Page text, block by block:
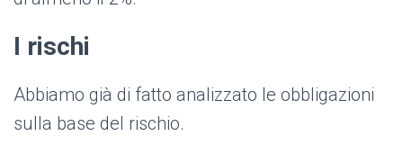
I rischi
Abbiamo già di fatto analizzato le obbligazioni
sulla base del rischio.